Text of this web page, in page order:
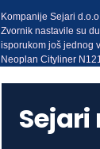
Kompanije Sejari
Zvornik nastavile su
isporukom još jednog
Neoplan Cityliner